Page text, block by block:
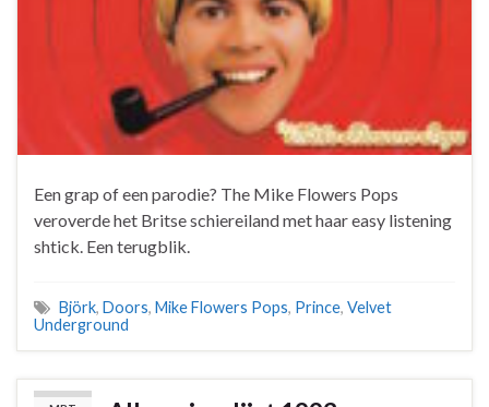
Een grap of een parodie? The Mike Flowers Pops
veroverde het Britse schiereiland met haar easy listening
shtick. Een terugblik.
Björk, Doors, Mike Flowers Pops, Prince, Velvet
Underground